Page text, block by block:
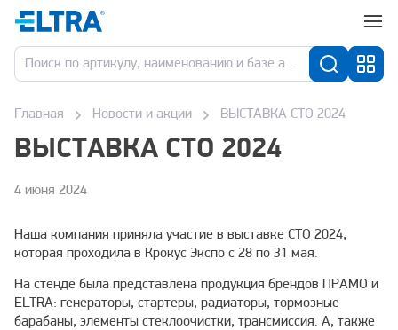
Главная Новости и акции ВЫСТАВКА СТО 2024
ВЫСТАВКА СТО 2024
4 июня 2024
Наша компания приняла участие в выставке СТО 2024,
которая проходила в Крокус Экспо с 28 по 31 мая.
На стенде была представлена продукция брендов ПРАМО и
ELTRA: генераторы, стартеры, радиаторы, тормозные
барабаны, элементы стеклоочистки, трансмиссия. А, также